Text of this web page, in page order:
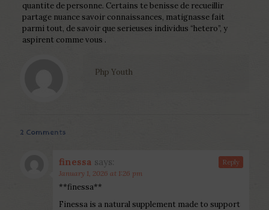
quantite de personne. Certains te benisse de recueillir
partage nuance savoir connaissances, matignasse fait
parmi tout, de savoir que serieuses individus “hetero”, y
aspirent comme vous .
Php Youth
2 Comments
finessa says:
January 1, 2026 at 1:26 pm
**finessa**
Finessa is a natural supplement made to support
Reply